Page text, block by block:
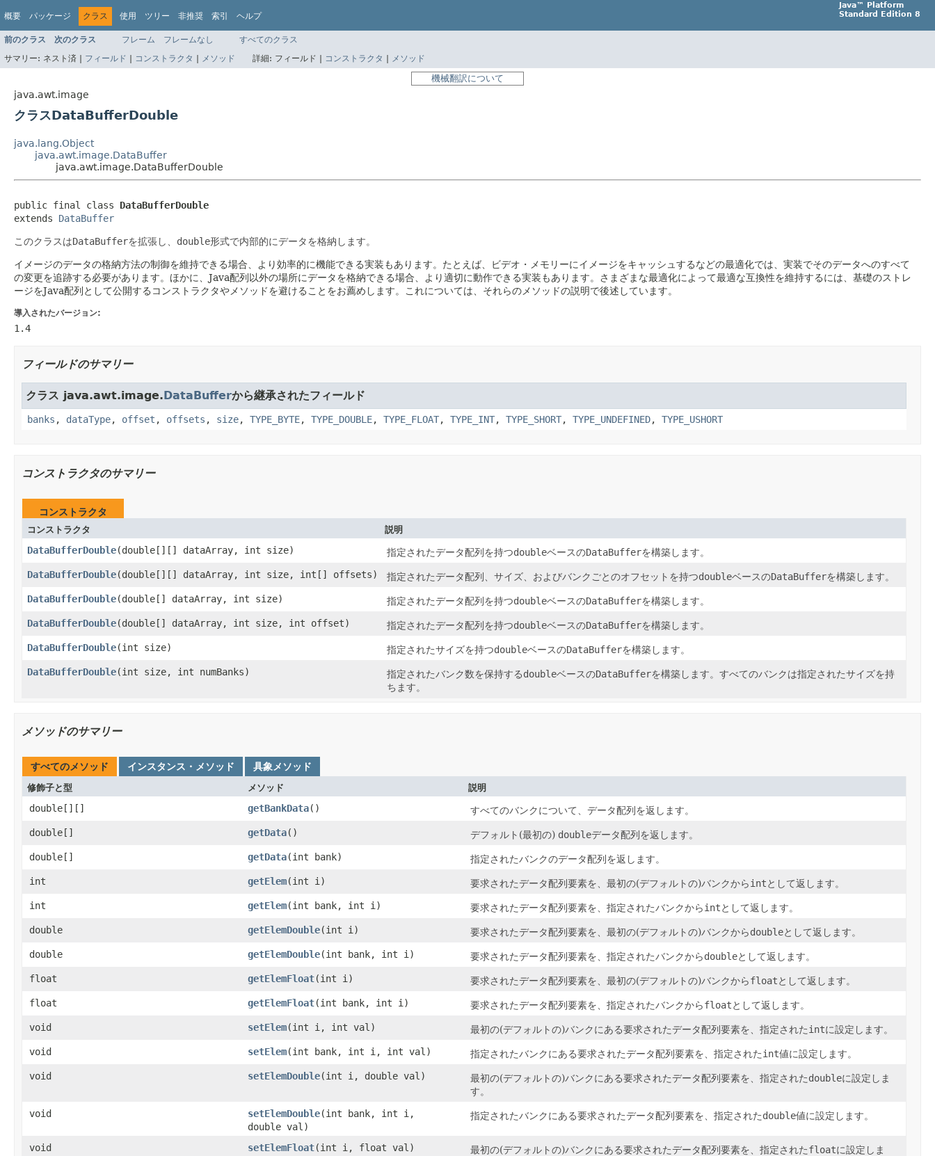
概要 パッケージ クラス 使用 ツリー 非推奨 索引 ヘルプ
Java™ Platform
Standard Edition 8
前のクラス 次のクラス フレーム フレームなし
すべてのクラス
サマリー: ネスト済 | フィールド | コンストラクタ | メソッド 詳細: フィールド | コンストラクタ | メソッド
機械翻訳について
java.awt.image
クラスDataBufferDouble
java.lang.Object
java.awt.image.DataBuffer
java.awt.image.DataBufferDouble
public final class DataBufferDouble
extends DataBuffer
このクラスはDataBufferを拡張し、 double形式で内部的にデータを格納します。
イメージのデータの格納方法の制御を維持できる場合、より効率的に機能できる実装もあります。たとえば、ビデオ・メモリーにイメージをキャッシュするなどの最適化では、実装でそのデータへのすべて
の変更を追跡する必要があります。ほかに、Java配列以外の場所にデータを格納できる場合、より適切に動作できる実装もあります。さまざまな最適化によって最適な互換性を維持するには、基礎のストレ
ージをJava配列として公開するコンストラクタやメソッドを避けることをお薦めします。これについては、それらのメソッドの説明で後述しています。
導入されたバージョン:
1.4
フィールドのサマリー
クラス java.awt.image.DataBufferから継承されたフィールド
banks , dataType, offset , offsets , size, TYPE_BYTE, TYPE_DOUBLE, TYPE_FLOAT, TYPE_INT, TYPE_SHORT, TYPE_UNDEFINED, TYPE_USHORT
コンストラクタのサマリー
コンストラクタ
コンストラクタ 説明
DataBufferDouble(double[][] dataArray, int size) 指定されたデータ配列を持つdoubleベースのDataBufferを構築します。
DataBufferDouble(double[][] dataArray, int size, int[] offsets) 指定されたデータ配列、サイズ、およびバンクごとのオフセットを持つdoubleベースのDataBufferを構築します。
DataBufferDouble(double[] dataArray, int size) 指定されたデータ配列を持つdoubleベースのDataBufferを構築します。
DataBufferDouble(double[] dataArray, int size, int offset) 指定されたデータ配列を持つdoubleベースのDataBufferを構築します。
DataBufferDouble(int size) 指定されたサイズを持つdoubleベースのDataBufferを構築します。
DataBufferDouble(int size, int numBanks) 指定されたバンク数を保持するdoubleベースのDataBufferを構築します。すべてのバンクは指定されたサイズを持
ちます。
メソッドのサマリー
すべてのメソッド インスタンス・メソッド 具象メソッド
修飾子と型 メソッド 説明
double[][] getBankData()
すべてのバンクについて、データ配列を返します。
double[]
getData() デフォルト(最初の) doubleデータ配列を返します。
double[]
getData(int bank)
指定されたバンクのデータ配列を返します。
int
getElem(int i) 要求されたデータ配列要素を、最初の(デフォルトの)バンクからintとして返します。
int
getElem(int bank, int i) 要求されたデータ配列要素を、指定されたバンクからintとして返します。
double
getElemDouble(int i) 要求されたデータ配列要素を、最初の(デフォルトの)バンクからdoubleとして返します。
double
getElemDouble(int bank, int i) 要求されたデータ配列要素を、指定されたバンクからdoubleとして返します。
float
getElemFloat(int i) 要求されたデータ配列要素を、最初の(デフォルトの)バンクからfloatとして返します。
float
getElemFloat(int bank, int i) 要求されたデータ配列要素を、指定されたバンクからfloatとして返します。
void
setElem(int i, int val) 最初の(デフォルトの)バンクにある要求されたデータ配列要素を、指定されたintに設定します。
void
setElem(int bank, int i, int val) 指定されたバンクにある要求されたデータ配列要素を、指定されたint値に設定します。
void
setElemDouble(int i, double val) 最初の(デフォルトの)バンクにある要求されたデータ配列要素を、指定されたdoubleに設定しま
す。
void
setElemDouble(int bank, int i,
double val)
指定されたバンクにある要求されたデータ配列要素を、指定されたdouble値に設定します。
void setElemFloat(int i, float val) 最初の(デフォルトの)バンクにある要求されたデータ配列要素を、指定されたfloatに設定しま